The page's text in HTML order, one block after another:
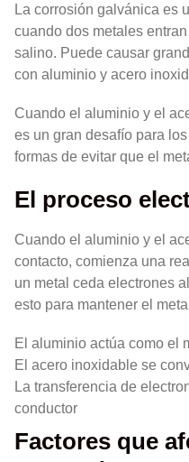
La corrosión galvánica es
cuando dos metales
salino. Puede causar
con aluminio y acero
Cuando el aluminio y el
es un gran desafío para
formas de evitar que el
El proceso
Cuando el aluminio y el
contacto, comienza una
un metal ceda electrones
esto para mantener el
El aluminio actúa como el
El acero inoxidable se
La transferencia de
conductor
Factores que